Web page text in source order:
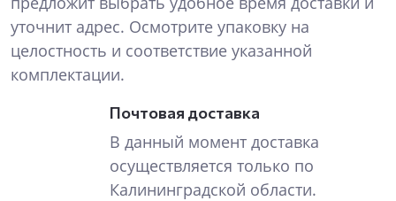
уточнит адрес. Осмотрите упаковку на
целостность и соответствие указанной
комплектации.
Почтовая доставка
В данный момент доставка
осуществляется только по
Калининградской области.